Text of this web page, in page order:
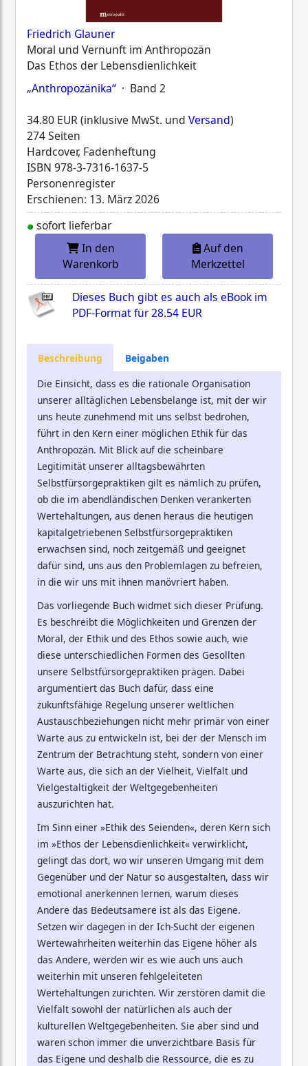
Friedrich Glauner
Moral und Vernunft im Anthropozän
Das Ethos der Lebensdienlichkeit
„Anthropozänika“ · Band 2
34.80 EUR (inklusive MwSt. und Versand)
274 Seiten
Hardcover, Fadenheftung
ISBN 978-3-7316-1637-5
Personenregister
Erschienen: 13. März 2026
sofort lieferbar
In den
Warenkorb
Auf den
Merkzettel
Dieses Buch gibt es auch als eBook im
PDF-Format für28.54 EUR
Beschreibung
Beigaben
Die Einsicht, dass es die rationale Organisation
unserer alltäglichen Lebensbelange ist, mit der wir
uns heute zunehmend mit uns selbst bedrohen,
führt in den Kern einer möglichen Ethik für das
Anthropozän. Mit Blick auf die scheinbare
Legitimität unserer alltagsbewährten
Selbstfürsorgepraktiken gilt es nämlich zu prüfen,
ob die im abendländischen Denken verankerten
Wertehaltungen, aus denen heraus die heutigen
kapitalgetriebenen Selbstfürsorgepraktiken
erwachsen sind, noch zeitgemäß und geeignet
dafür sind, uns aus den Problemlagen zu befreien,
in die wir uns mit ihnen manövriert haben.
Das vorliegende Buch widmet sich dieser Prüfung.
Es beschreibt die Möglichkeiten und Grenzen der
Moral, der Ethik und des Ethos sowie auch, wie
diese unterschiedlichen Formen des Gesollten
unsere Selbstfürsorgepraktiken prägen. Dabei
argumentiert das Buch dafür, dass eine
zukunftsfähige Regelung unserer weltlichen
Austauschbeziehungen nicht mehr primär von einer
Warte aus zu entwickeln ist, bei der der Mensch im
Zentrum der Betrachtung steht, sondern von einer
Warte aus, die sich an der Vielheit, Vielfalt und
Vielgestaltigkeit der Weltgegebenheiten
auszurichten hat.
Im Sinn einer »Ethik des Seienden«, deren Kern sich
im »Ethos der Lebensdienlichkeit« verwirklicht,
gelingt das dort, wo wir unseren Umgang mit dem
Gegenüber und der Natur so ausgestalten, dass wir
emotional anerkennen lernen, warum dieses
Andere das Bedeutsamere ist als das Eigene.
Setzen wir dagegen in der Ich-Sucht der eigenen
Wertewahrheiten weiterhin das Eigene höher als
das Andere, werden wir es wie auch uns auch
weiterhin mit unseren fehlgeleiteten
Wertehaltungen zurichten. Wir zerstören damit die
Vielfalt sowohl der natürlichen als auch der
kulturellen Weltgegebenheiten. Sie aber sind und
waren schon immer die unverzichtbare Basis für
das Eigene und deshalb die Ressource, die es zu